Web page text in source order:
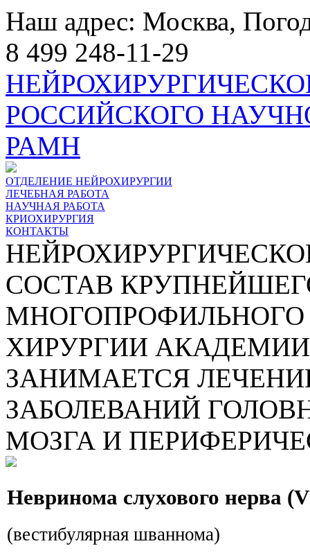
Наш адрес: Москва,
8 499 248-11-29
РОССИЙСКОГО
РАМН
ОТДЕЛЕНИЕ НЕЙРОХИРУРГИИ
ЛЕЧЕБНАЯ РАБОТА
НАУЧНАЯ РАБОТА
КРИОХИРУРГИЯ
КОНТАКТЫ
СОСТАВ
МНОГОПРОФИЛЬНОГО
ХИРУРГИИ
ЗАНИМАЕТСЯ
ЗАБОЛЕВАНИЙ
МОЗГА И
Невринома слухового нерва
(вестибулярная шваннома)